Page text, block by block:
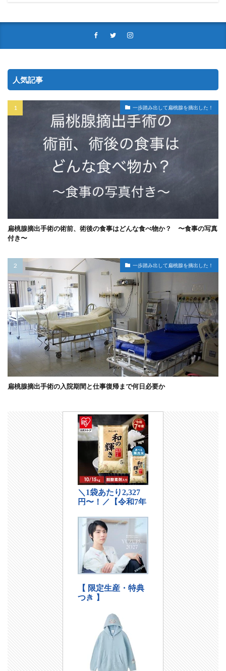
人気記事
一歩踏み出して扁桃腺を摘出した！
扁桃腺摘出手術の術前、術後の食事はどんな食べ物か？ 〜食事の写真
付き〜
一歩踏み出して扁桃腺を摘出した！
扁桃腺摘出手術の入院期間と仕事復帰まで何日必要か